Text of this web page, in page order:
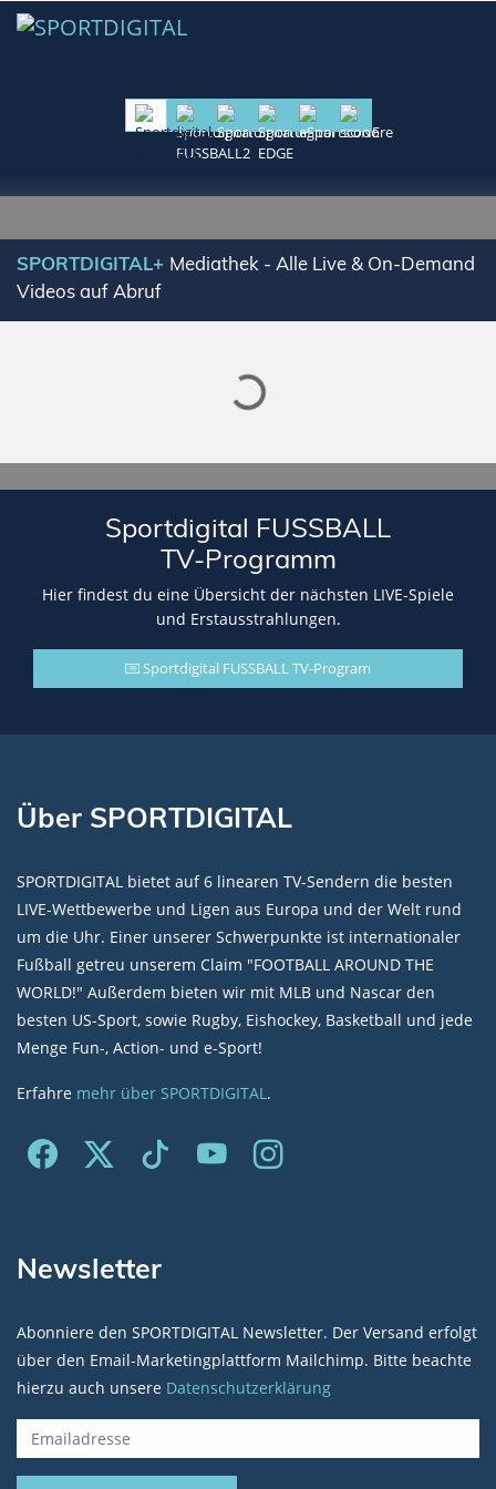
SPORTDIGITAL+ Mediathek - Alle Live & On-Demand
Videos auf Abruf
Lade SPORTDIGITAL+ Mediathek
Sportdigital FUSSBALL
TV-Programm
Hier findest du eine Übersicht der nächsten LIVE-Spiele
und Erstausstrahlungen.
Sportdigital FUSSBALL TV-Program
Über SPORTDIGITAL
SPORTDIGITAL bietet auf 6 linearen TV-Sendern die besten
LIVE-Wettbewerbe und Ligen aus Europa und der Welt rund
um die Uhr. Einer unserer Schwerpunkte ist internationaler
Fußball getreu unserem Claim "FOOTBALL AROUND THE
WORLD!" Außerdem bieten wir mit MLB und Nascar den
besten US-Sport, sowie Rugby, Eishockey, Basketball und jede
Menge Fun-, Action- und e-Sport!
Erfahre mehr über SPORTDIGITAL.
Newsletter
Abonniere den SPORTDIGITAL Newsletter. Der Versand erfolgt
über den Email-Marketingplattform Mailchimp. Bitte beachte
hierzu auch unsere Datenschutzerklärung